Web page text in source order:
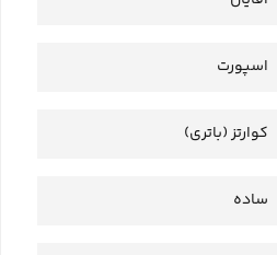
اسپورت
کوارتز (باتری)
ساده